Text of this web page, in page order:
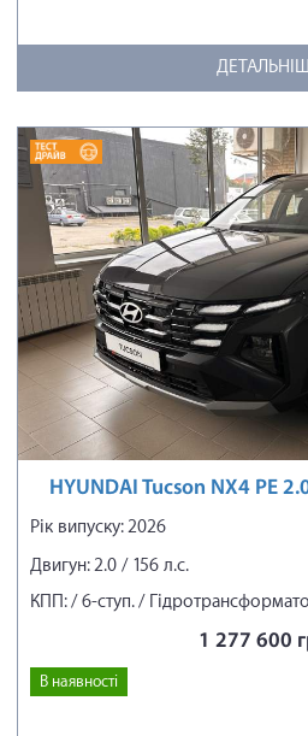
HYUNDAI Tucson NX4 PE
Рік випуску: 2026
Двигун: 2.0 / 156 л.с.
КПП: / 6-ступ. /
1 277 600
В наявності